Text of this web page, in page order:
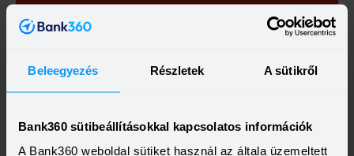
Beleegyezés Részletek A sütikről
Bank360 sütibeállításokkal kapcsolatos információk
A Bank360 weboldal sütiket használ az általa üzemeltett
HITELÖSSZEG
500 000 - 15 000 000 Ft
THM KAMAT